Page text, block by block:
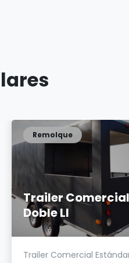
Trailer Comercial
Doble LI
Remolque
Trailer Comercial